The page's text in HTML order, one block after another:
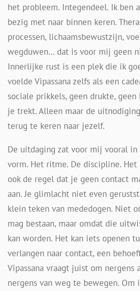
het probleem. Integendeel. Ik ben
bezig met naar binnen keren.
processen, lichaamsbewustzijn,
wegduwen… dat is voor mij geen
Innerlijke rust is een plek die ik
voelde Vipassana zelfs als een
sociale prikkels, geen drukte,
je trekt. Alleen maar de
terug te keren naar jezelf.
De uitdaging zat voor mij vooral
vorm. Het ritme. De discipline. Het
ook de regel dat je geen contact
aan. Je glimlacht niet even
klein teken van mededogen. Niet
mag bestaan, maar omdat die
kan worden. Het kan iets openen
verlangen naar contact, een
Vipassana vraagt juist om nergens
nergens van weg te bewegen.